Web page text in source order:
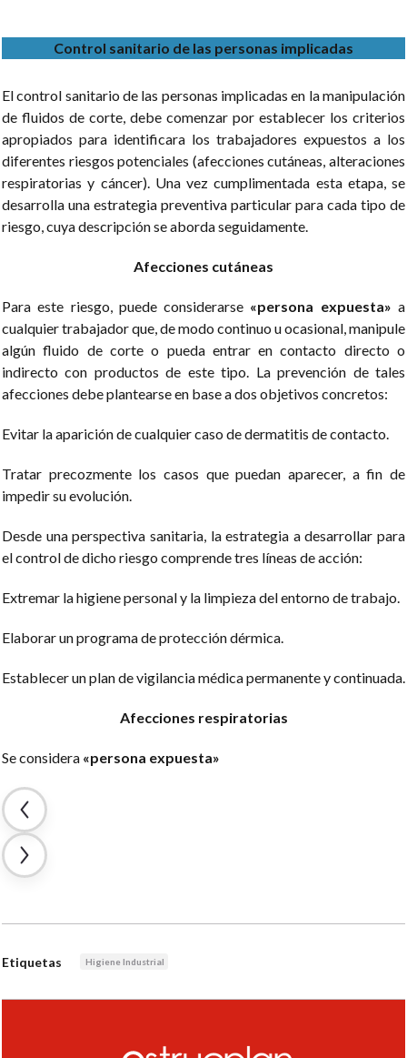
Control sanitario de las personas implicadas
El control sanitario de las personas implicadas en la manipulación
de fluidos de corte, debe comenzar por establecer los criterios
apropiados para identificara los trabajadores expuestos a los
diferentes riesgos potenciales (afecciones cutáneas, alteraciones
respiratorias y cáncer). Una vez cumplimentada esta etapa, se
desarrolla una estrategia preventiva particular para cada tipo de
riesgo, cuya descripción se aborda seguidamente.
Afecciones cutáneas
Para este riesgo, puede considerarse «persona expuesta» a
cualquier trabajador que, de modo continuo u ocasional, manipule
algún fluido de corte o pueda entrar en contacto directo o
indirecto con productos de este tipo. La prevención de tales
afecciones debe plantearse en base a dos objetivos concretos:
Evitar la aparición de cualquier caso de dermatitis de contacto.
Tratar precozmente los casos que puedan aparecer, a fin de
impedir su evolución.
Desde una perspectiva sanitaria, la estrategia a desarrollar para
el control de dicho riesgo comprende tres líneas de acción:
Extremar la higiene personal y la limpieza del entorno de trabajo.
Elaborar un programa de protección dérmica.
Establecer un plan de vigilancia médica permanente y continuada.
Afecciones respiratorias
Se considera «persona expuesta»
Etiquetas Higiene Industrial